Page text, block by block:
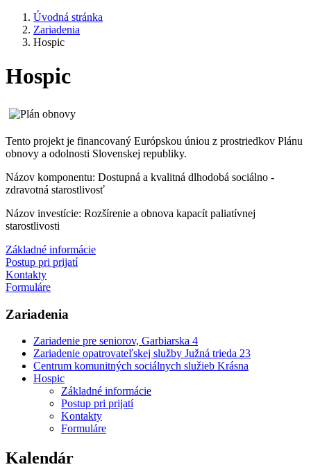
Úvodná stránka
Zariadenia
Hospic
Hospic
Tento projekt je financovaný Európskou úniou z prostriedkov Plánu
obnovy a odolnosti Slovenskej republiky.
Názov komponentu: Dostupná a kvalitná dlhodobá sociálno -
zdravotná starostlivosť
Názov investície: Rozšírenie a obnova kapacít paliatívnej
starostlivosti
Základné informácie
Postup pri prijatí
Kontakty
Formuláre
Zariadenia
Zariadenie pre seniorov, Garbiarska 4
Zariadenie opatrovateľskej služby Južná trieda 23
Centrum komunitných sociálnych služieb Krásna
Hospic
Základné informácie
Postup pri prijatí
Kontakty
Formuláre
Kalendár